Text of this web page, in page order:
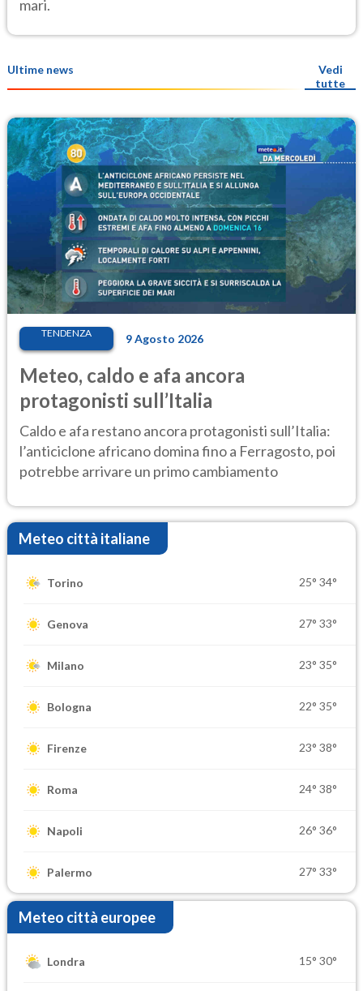
mari.
Ultime news
Vedi
tutte
TENDENZA 9 Agosto 2026
Meteo, caldo e afa ancora
protagonisti sull’Italia
Caldo e afa restano ancora protagonisti sull’Italia:
l’anticiclone africano domina fino a Ferragosto, poi
potrebbe arrivare un primo cambiamento
Meteo città italiane
Torino 25° 34°
Genova 27° 33°
Milano 23° 35°
Bologna 22° 35°
Firenze 23° 38°
Roma 24° 38°
Napoli 26° 36°
Palermo 27° 33°
Meteo città europee
Londra 15° 30°